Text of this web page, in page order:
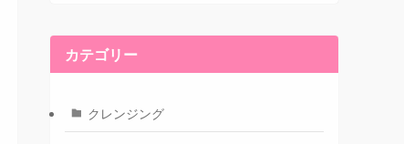
カテゴリー
クレンジング